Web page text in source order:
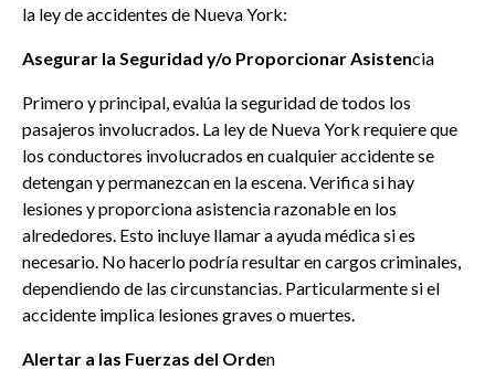
la ley de accidentes de Nueva York:
Asegurar la Seguridad y/o Proporcionar Asistencia
Primero y principal, evalúa la seguridad de todos los
pasajeros involucrados. La ley de Nueva York requiere que
los conductores involucrados en cualquier accidente se
detengan y permanezcan en la escena. Verifica si hay
lesiones y proporciona asistencia razonable en los
alrededores. Esto incluye llamar a ayuda médica si es
necesario. No hacerlo podría resultar en cargos criminales,
dependiendo de las circunstancias. Particularmente si el
accidente implica lesiones graves o muertes.
Alertar a las Fuerzas del Orden